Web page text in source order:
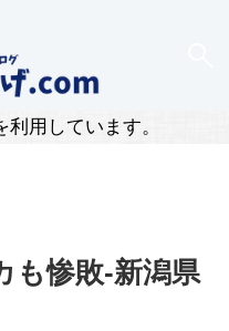
用しています。
も惨敗-新潟県